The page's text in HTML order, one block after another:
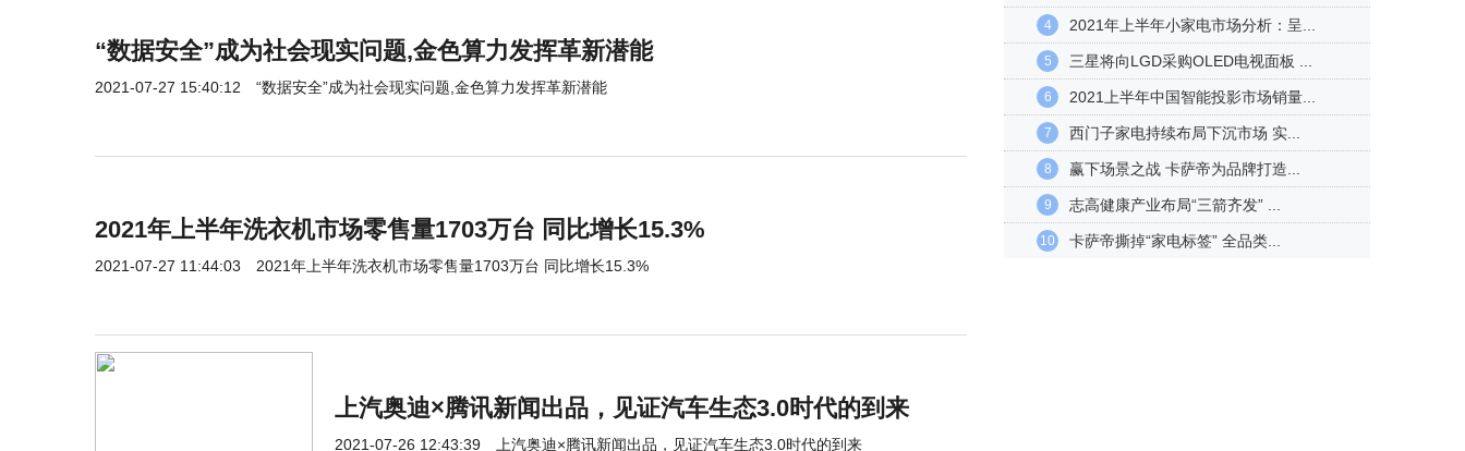
“数据安全”成为社会现实问题,金色算力发挥革新潜能
2021-07-27 15:40:12 “数据安全”成为社会现实问题,金色算力发挥革新潜能
2021年上半年洗衣机市场零售量1703万台 同比增长15.3%
2021-07-27 11:44:03 2021年上半年洗衣机市场零售量1703万台 同比增长15.3%
上汽奥迪×腾讯新闻出品，见证汽车生态3.0时代的到来
2021-07-26 12:43:39 上汽奥迪×腾讯新闻出品，见证汽车生态3.0时代的到来
4 2021年上半年小家电市场分析：呈...
5 三星将向LGD采购OLED电视面板 ...
6 2021上半年中国智能投影市场销量...
7 西门子家电持续布局下沉市场 实...
8 赢下场景之战 卡萨帝为品牌打造...
9 志高健康产业布局“三箭齐发” ...
10 卡萨帝撕掉“家电标签” 全品类...